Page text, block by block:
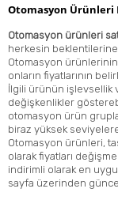
Otomasyon Ürünleri
Otomasyon ürünleri
herkesin beklentilerine
Otomasyon ürünlerinin
onların fiyatlarının
İlgili ürünün işlevsellik
değişkenlikler
otomasyon ürün
biraz yüksek
Otomasyon ürünleri,
olarak fiyatları
indirimli olarak en
sayfa üzerinden